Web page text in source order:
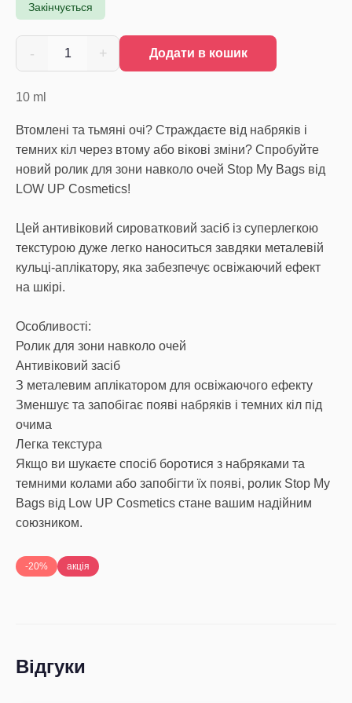
Закінчується
- 1 + Додати в кошик
10 ml
Втомлені та тьмяні очі? Страждаєте від набряків і
темних кіл через втому або вікові зміни? Спробуйте
новий ролик для зони навколо очей Stop My Bags від
LOW UP Cosmetics!
Цей антивіковий сироватковий засіб із суперлегкою
текстурою дуже легко наноситься завдяки металевій
кульці-аплікатору, яка забезпечує освіжаючий ефект
на шкірі.
Особливості:
Ролик для зони навколо очей
Антивіковий засіб
З металевим аплікатором для освіжаючого ефекту
Зменшує та запобігає появі набряків і темних кіл під
очима
Легка текстура
Якщо ви шукаєте спосіб боротися з набряками та
темними колами або запобігти їх появі, ролик Stop My
Bags від Low UP Cosmetics стане вашим надійним
союзником.
-20% акція
Відгуки